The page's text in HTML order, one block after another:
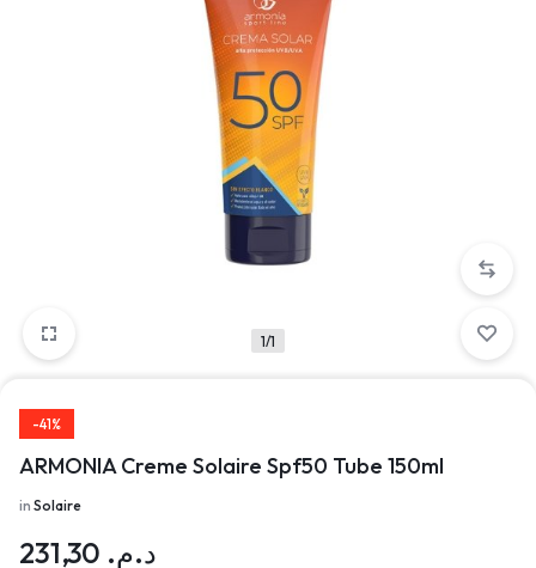
1/1
-41%
ARMONIA Creme Solaire Spf50 Tube 150ml
in Solaire
د.م.